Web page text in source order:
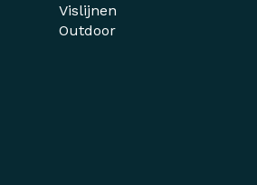
Vislijnen
Outdoor